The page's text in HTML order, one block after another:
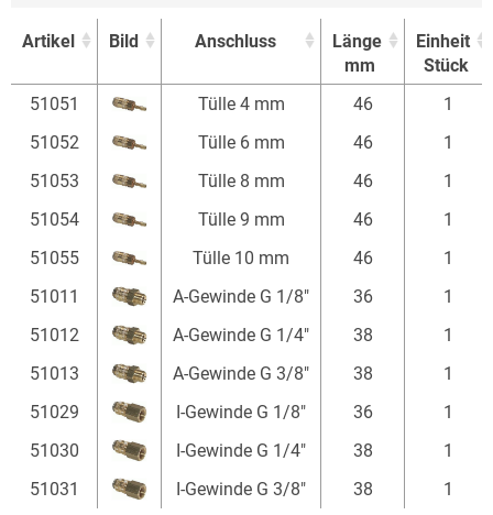
Artikel Bild Anschluss
Länge
mm
Einheit
Stück
Artikel
Bild Anschluss
Länge
Einheit
51051 Tülle 4 mm 46
1
51052
Tülle 6 mm 46
1
51053
Tülle 8 mm 46
1
51054
Tülle 9 mm 46
1
51055
Tülle 10 mm 46
1
51011
A-Gewinde G 1/8" 36
1
51012
A-Gewinde G 1/4" 38
1
51013
A-Gewinde G 3/8" 38
1
51029
I-Gewinde G 1/8" 36
1
51030
I-Gewinde G 1/4" 38
1
51031
I-Gewinde G 3/8" 38 1